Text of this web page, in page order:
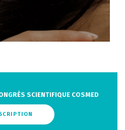
SCIENTIFIQUE COSMED